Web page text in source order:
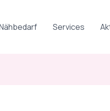
Services